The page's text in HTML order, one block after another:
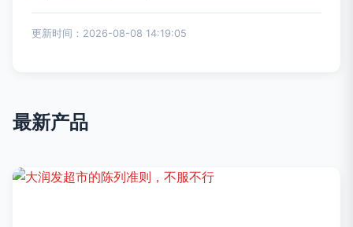
更新时间：2026-08-08 14:19:05
最新产品